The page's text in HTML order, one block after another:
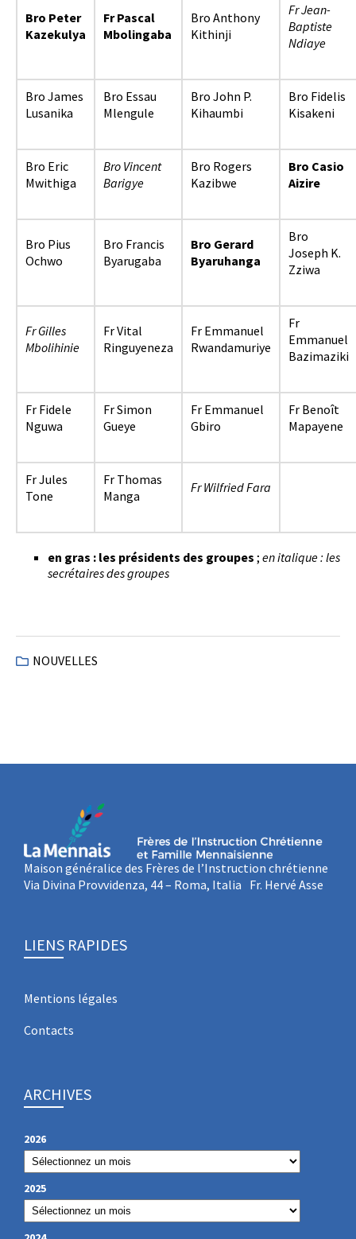
Bro Peter
Kazekulya
Fr Pascal
Mbolingaba
Bro Anthony
Kithinji
Fr Jean-
Baptiste
Ndiaye
Bro James
Lusanika
Bro Essau
Mlengule
Bro John P.
Kihaumbi
Bro Fidelis
Kisakeni
Bro Eric
Mwithiga
Bro Vincent
Barigye
Bro Rogers
Kazibwe
Bro Casio
Aizire
Bro Pius
Ochwo
Bro Francis
Byarugaba
Bro Gerard
Byaruhanga
Bro
Joseph K.
Zziwa
Fr Gilles
Mbolihinie
Fr Vital
Ringuyeneza
Fr Emmanuel
Rwandamuriye
Fr
Emmanuel
Bazimaziki
Fr Fidele
Nguwa
Fr Simon
Gueye
Fr Emmanuel
Gbiro
Fr Benoît
Mapayene
Fr Jules
Tone
Fr Thomas
Manga
Fr Wilfried Fara
en gras : les présidents des groupes ; en italique : les
secrétaires des groupes
NOUVELLES
Maison généralice des Frères de l’Instruction chrétienne
Via Divina Provvidenza, 44 – Roma, Italia Fr. Hervé Asse
LIENS RAPIDES
Mentions légales
Contacts
ARCHIVES
2026
2025